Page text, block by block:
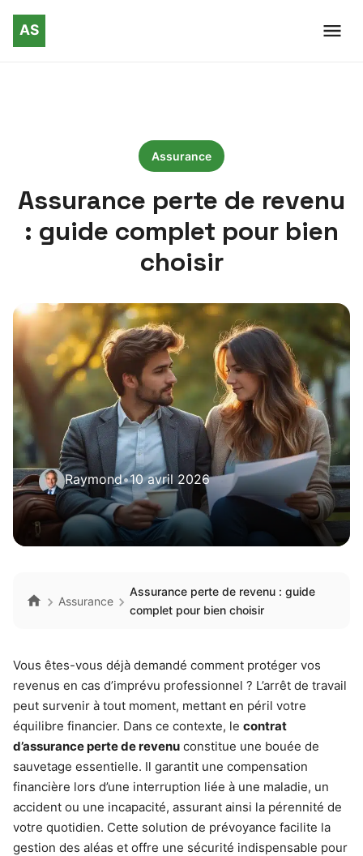
Assurance
Assurance perte de revenu
: guide complet pour bien
choisir
Raymond•10 avril 2026
Assurance
Assurance perte de revenu : guide
complet pour bien choisir
Vous êtes-vous déjà demandé comment protéger vos
revenus en cas d’imprévu professionnel ? L’arrêt de travail
peut survenir à tout moment, mettant en péril votre
équilibre financier. Dans ce contexte, le contrat
d’assurance perte de revenu constitue une bouée de
sauvetage essentielle. Il garantit une compensation
financière lors d’une interruption liée à une maladie, un
accident ou une incapacité, assurant ainsi la pérennité de
votre quotidien. Cette solution de prévoyance facilite la
gestion des aléas et offre une sécurité indispensable pour